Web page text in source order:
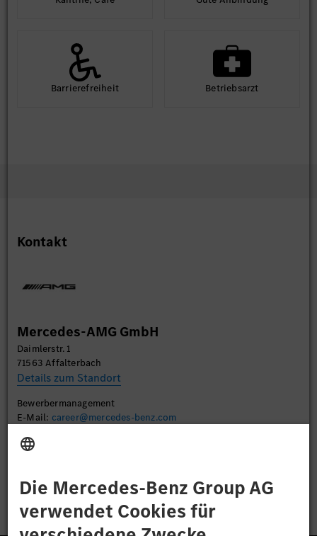
Barriere­frei­heit Betriebs­arzt
Kontakt
Mercedes-AMG GmbH
Daimlerstr. 1
71563 Affalterbach
Details zum Standort
Bewerbermanagement
E-Mail: career@mercedes-benz.com
Bewerben